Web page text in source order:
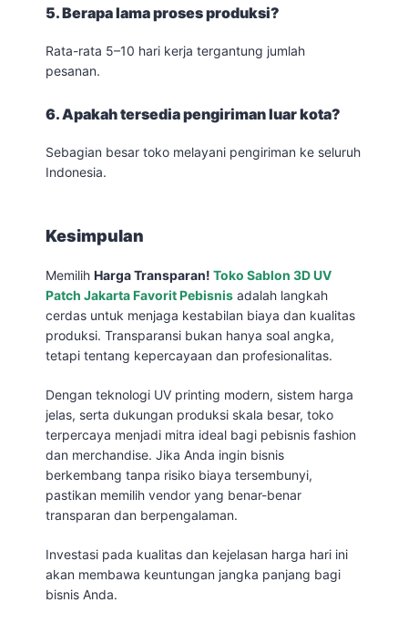
5. Berapa lama proses produksi?
Rata-rata 5–10 hari kerja tergantung jumlah
pesanan.
6. Apakah tersedia pengiriman luar kota?
Sebagian besar toko melayani pengiriman ke seluruh
Indonesia.
Kesimpulan
Memilih Harga Transparan! Toko Sablon 3D UV
Patch Jakarta Favorit Pebisnis adalah langkah
cerdas untuk menjaga kestabilan biaya dan kualitas
produksi. Transparansi bukan hanya soal angka,
tetapi tentang kepercayaan dan profesionalitas.
Dengan teknologi UV printing modern, sistem harga
jelas, serta dukungan produksi skala besar, toko
terpercaya menjadi mitra ideal bagi pebisnis fashion
dan merchandise. Jika Anda ingin bisnis
berkembang tanpa risiko biaya tersembunyi,
pastikan memilih vendor yang benar-benar
transparan dan berpengalaman.
Investasi pada kualitas dan kejelasan harga hari ini
akan membawa keuntungan jangka panjang bagi
bisnis Anda.